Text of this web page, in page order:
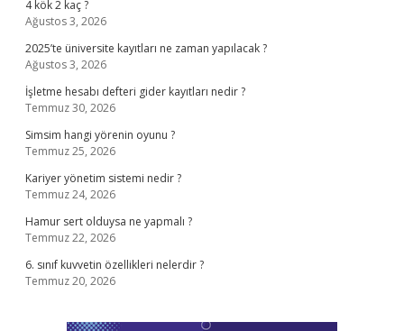
4 kök 2 kaç ?
Ağustos 3, 2026
2025’te üniversite kayıtları ne zaman yapılacak ?
Ağustos 3, 2026
İşletme hesabı defteri gider kayıtları nedir ?
Temmuz 30, 2026
Simsim hangi yörenin oyunu ?
Temmuz 25, 2026
Kariyer yönetim sistemi nedir ?
Temmuz 24, 2026
Hamur sert olduysa ne yapmalı ?
Temmuz 22, 2026
6. sınıf kuvvetin özellikleri nelerdir ?
Temmuz 20, 2026